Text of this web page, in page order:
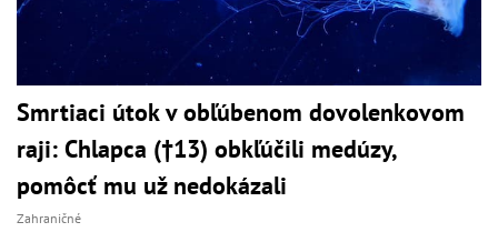
Smrtiaci útok v obľúbenom dovolenkovom
raji: Chlapca (†13) obkľúčili medúzy,
pomôcť mu už nedokázali
Zahraničné